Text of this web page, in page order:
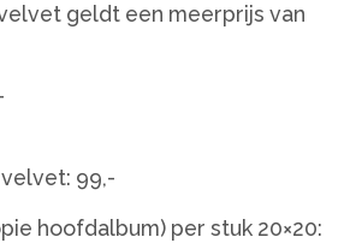
geldt een meerprijs van
99,-
hoofdalbum) per stuk 20×20: